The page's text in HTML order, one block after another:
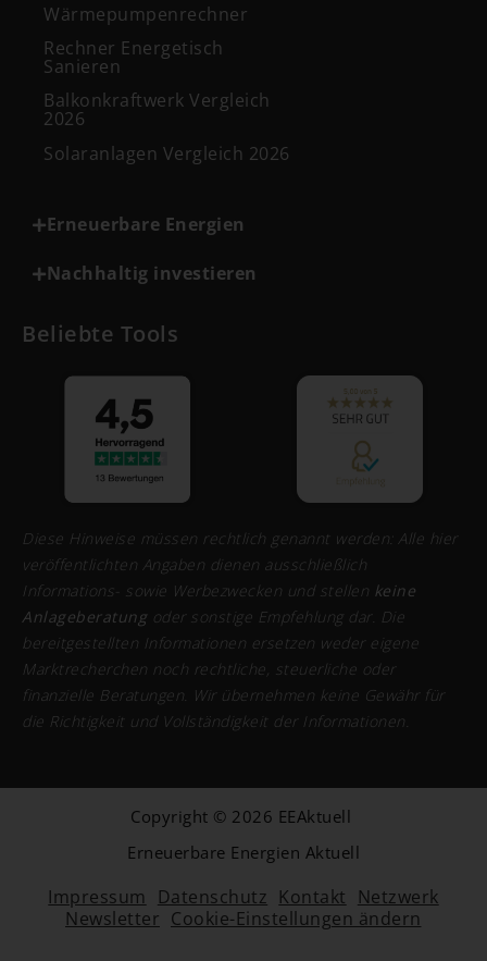
Wärmepumpenrechner
Rechner Energetisch
Sanieren
Balkonkraftwerk Vergleich
2026
Solaranlagen Vergleich 2026
Erneuerbare Energien
Nachhaltig investieren
Beliebte Tools
Diese Hinweise müssen rechtlich genannt werden: Alle hier
veröffentlichten Angaben dienen ausschließlich
Informations- sowie Werbezwecken und stellen keine
Anlageberatung oder sonstige Empfehlung dar. Die
bereitgestellten Informationen ersetzen weder eigene
Marktrecherchen noch rechtliche, steuerliche oder
finanzielle Beratungen. Wir übernehmen keine Gewähr für
die Richtigkeit und Vollständigkeit der Informationen.
Copyright © 2026 EEAktuell
Erneuerbare Energien Aktuell
Impressum Datenschutz Kontakt
Netzwerk
Newsletter Cookie-Einstellungen ändern